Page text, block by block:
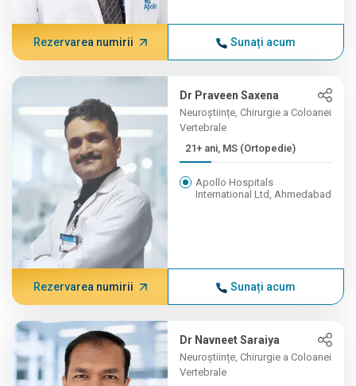
Rezervarea numirii Sunați acum
Dr Praveen Saxena
Neuroștiințe, Chirurgie a Coloanei
Vertebrale
21+ ani, MS (Ortopedie)
Apollo Hospitals
International Ltd, Ahmedabad
Rezervarea numirii Sunați acum
Dr Navneet Saraiya
Neuroștiințe, Chirurgie a Coloanei
Vertebrale